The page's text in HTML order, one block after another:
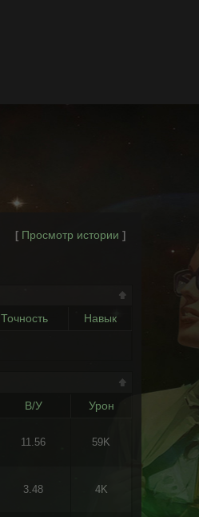
[ Просмотр истории ]
Точность Навык
В/У Урон
11.56 59K
3.48 4K